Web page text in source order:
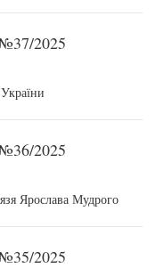
2025
2025
Ярослава Мудрого
2025